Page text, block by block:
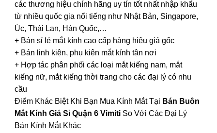
các thương hiệu chính hãng uy tín tốt nhất nhập khẩu
từ nhiều quốc gia nổi tiếng như Nhật Bản, Singapore,
Úc, Thái Lan, Hàn Quốc,…
+ Bán sỉ lẻ mắt kính cao cấp hàng hiệu giá gốc
+ Bán linh kiện, phụ kiện mắt kính tận nơi
+ Hợp tác phân phối các loại mắt kiếng nam, mắt
kiếng nữ, mắt kiếng thời trang cho các đại lý có nhu
cầu
Điểm Khác Biệt Khi Bạn Mua Kính Mắt Tại Bán Buôn
Mắt Kính Giá Sỉ Quận 6 Vimiti So Với Các Đại Lý
Bán Kính Mắt Khác